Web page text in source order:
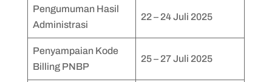
Pengumuman Hasil
Administrasi
22 – 24 Juli 2025
Penyampaian Kode
Billing PNBP
25 – 27 Juli 2025